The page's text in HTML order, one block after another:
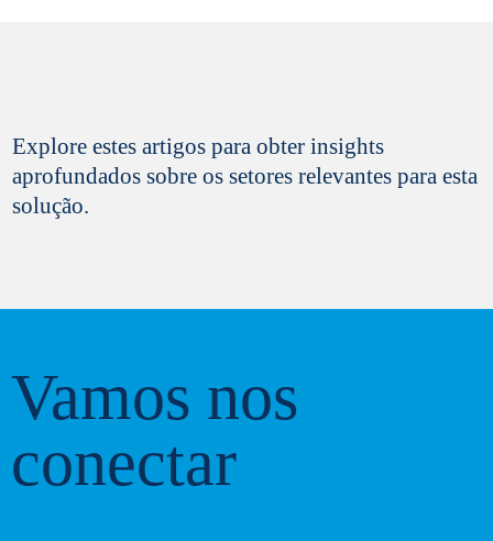
as últimas inovações e atualizações da Paques
Biotechnology. Sua privacidade é importante para
nós,
Enviar
Explore estes artigos para obter insights
aprofundados sobre os setores relevantes para esta
solução.
Vamos nos
conectar